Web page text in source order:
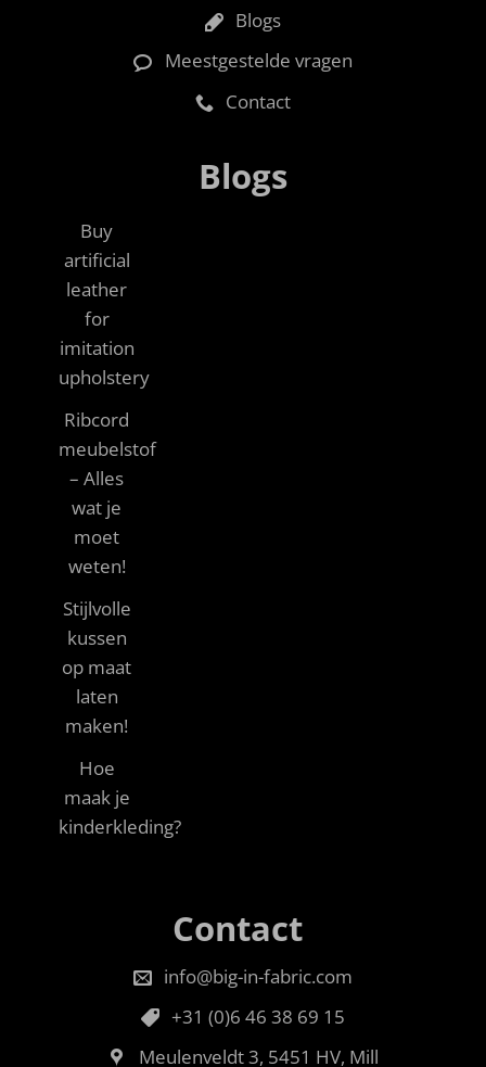
Blogs
Meestgestelde vragen
Contact
Blogs
Buy
artificial
leather
for
imitation
upholstery
Ribcord
meubelstof
– Alles
wat je
moet
weten!
Stijlvolle
kussen
op maat
laten
maken!
Hoe
maak je
kinderkleding?
Contact
info@big-in-fabric.com
+31 (0)6 46 38 69 15
Meulenveldt 3, 5451 HV, Mill